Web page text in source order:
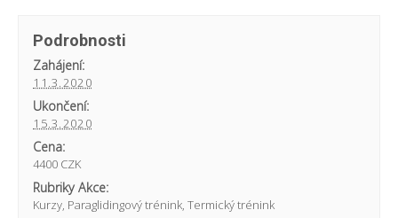
Podrobnosti
Zahájení:
11.3.2020
Ukončení:
15.3.2020
Cena:
4400 CZK
Rubriky Akce:
Kurzy Paraglidingový trénink ,Termický trénink